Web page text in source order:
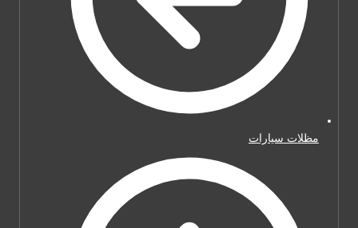
مظلات سيارات